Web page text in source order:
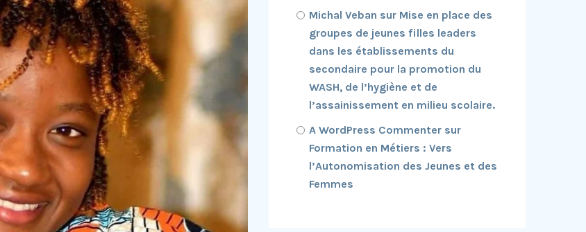
Michal Veban sur Mise en place des
groupes de jeunes filles leaders
dans les établissements du
secondaire pour la promotion du
WASH, de l’hygiène et de
l’assainissement en milieu scolaire.
A WordPress Commenter sur
Formation en Métiers : Vers
l’Autonomisation des Jeunes et des
Femmes